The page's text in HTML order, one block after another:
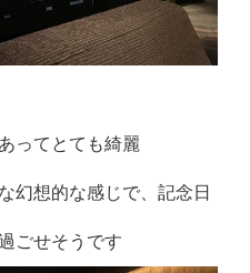
ってとても綺麗
幻想的な感じで、記念日
ごせそうです